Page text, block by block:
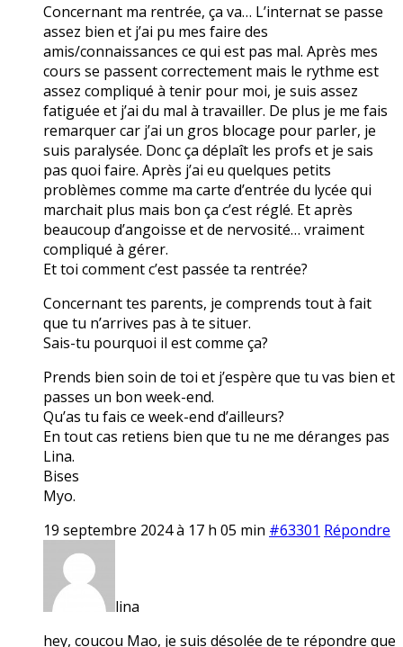
Concernant ma rentrée, ça va… L’internat se passe
assez bien et j’ai pu mes faire des
amis/connaissances ce qui est pas mal. Après mes
cours se passent correctement mais le rythme est
assez compliqué à tenir pour moi, je suis assez
fatiguée et j’ai du mal à travailler. De plus je me fais
remarquer car j’ai un gros blocage pour parler, je
suis paralysée. Donc ça déplaît les profs et je sais
pas quoi faire. Après j’ai eu quelques petits
problèmes comme ma carte d’entrée du lycée qui
marchait plus mais bon ça c’est réglé. Et après
beaucoup d’angoisse et de nervosité… vraiment
compliqué à gérer.
Et toi comment c’est passée ta rentrée?
Concernant tes parents, je comprends tout à fait
que tu n’arrives pas à te situer.
Sais-tu pourquoi il est comme ça?
Prends bien soin de toi et j’espère que tu vas bien et
passes un bon week-end.
Qu’as tu fais ce week-end d’ailleurs?
En tout cas retiens bien que tu ne me déranges pas
Lina.
Bises
Myo.
19 septembre 2024 à 17 h 05 min #63301 Répondre
lina
hey, coucou Mao, je suis désolée de te répondre que